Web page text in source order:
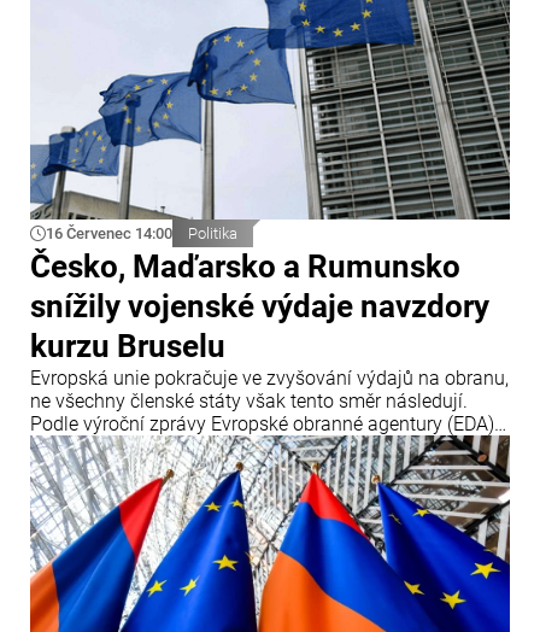
16 Červenec 14:00 Politika
Česko, Maďarsko a Rumunsko
snížily vojenské výdaje navzdory
kurzu Bruselu
Evropská unie pokračuje ve zvyšování výdajů na obranu,
ne všechny členské státy však tento směr následují.
Podle výroční zprávy Evropské obranné agentury (EDA)
tři členské země – Česko, Maďarsko a Rumunsko – v
roce 2025 své obranné výdaje snížily, přestože Brusel
prosazuje jejich další navyšování.